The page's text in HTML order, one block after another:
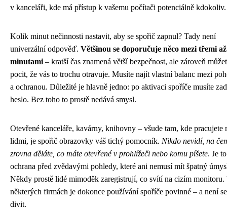
v kanceláři, kde má přístup k vašemu počítači potenciálně kdokoliv.
Kolik minut nečinnosti nastavit, aby se spořič zapnul? Tady není
univerzální odpověď. Většinou se doporučuje něco mezi třemi
minutami – kratší čas znamená větší bezpečnost, ale zároveň
pocit, že vás to trochu otravuje. Musíte najít vlastní balanc mezi
a ochranou. Důležité je hlavně jedno: po aktivaci spoříče musíte
heslo. Bez toho to prostě nedává smysl.
Otevřené kanceláře, kavárny, knihovny – všude tam, kde pracujete
lidmi, je spořič obrazovky váš tichý pomocník. Nikdo nevidí, na
zrovna děláte, co máte otevřené v prohlížeči nebo komu píšete. Je to
ochrana před zvědavými pohledy, které ani nemusí mít špatný
Někdy prostě lidé mimoděk zaregistrují, co svítí na cizím monitoru.
některých firmách je dokonce používání spoříče povinné – a není
divit.